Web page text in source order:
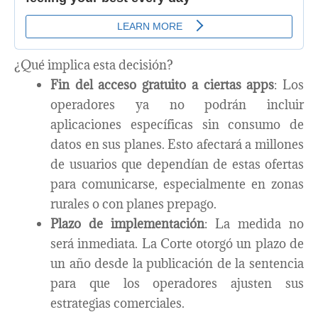
¿Qué implica esta decisión?
Fin del acceso gratuito a ciertas apps: Los
operadores ya no podrán incluir
aplicaciones específicas sin consumo de
datos en sus planes. Esto afectará a millones
de usuarios que dependían de estas ofertas
para comunicarse, especialmente en zonas
rurales o con planes prepago.
Plazo de implementación: La medida no
será inmediata. La Corte otorgó un plazo de
un año desde la publicación de la sentencia
para que los operadores ajusten sus
estrategias comerciales.